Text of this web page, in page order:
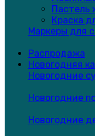
Пастель
Краска
Маркеры для
Распродажа
Новогодняя
Новогодние
Новогодние
Новогодние